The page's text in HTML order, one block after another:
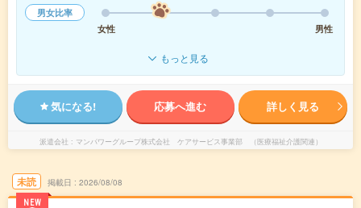
男女比率
女性
男性
もっと見る
気になる! 応募へ進む 詳しく見る
派遣会社 マンパワーグループ株式会社 ケアサービス事業部 （医療福祉介護関連）
未読
NEW
掲載日 2026/08/08